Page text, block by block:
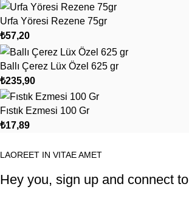
Urfa Yöresi Rezene 75gr
₺57,20
Ballı Çerez Lüx Özel 625 gr
₺235,90
Fıstık Ezmesi 100 Gr
₺17,89
LAOREET IN VITAE AMET
Hey you, sign up and connect to